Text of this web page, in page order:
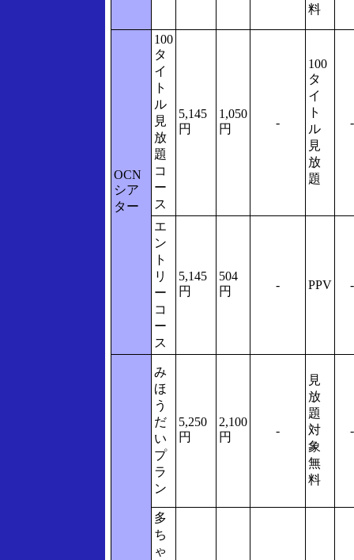
料
OCN
シア
ター
100
タ
イ
ト
ル
見
放
題
コ
ー
ス
5,145
円
1,050
円
-
100
タ
イ
ト
ル
見
放
題
-
エ
ン
ト
リ
ー
コ
ー
ス
5,145
円
504
円
- PPV -
み
ほ
う
だ
い
プ
ラ
ン
5,250
円
2,100
円
-
見
放
題
対
象
無
料
-
多
ち
ゃ